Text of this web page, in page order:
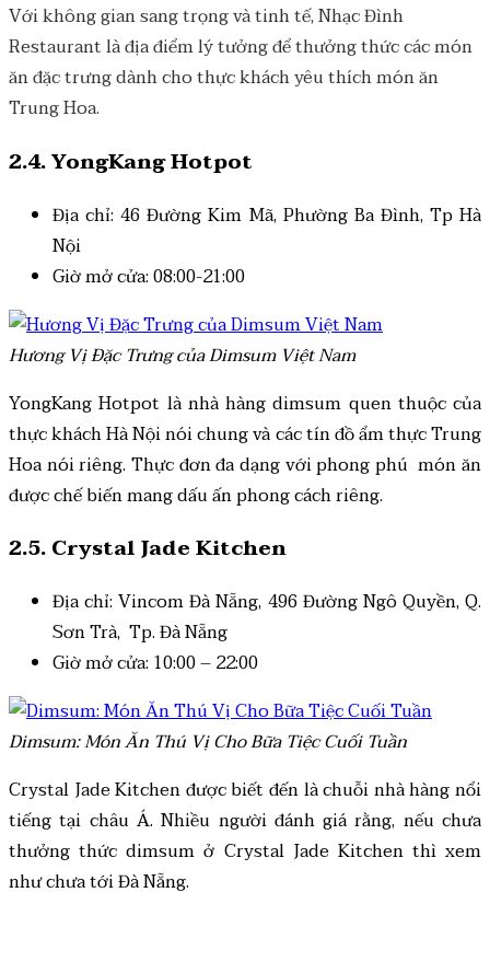
Với không gian sang trọng và tinh tế, Nhạc Đình
Restaurant là địa điểm lý tưởng để thưởng thức các món
ăn đặc trưng dành cho thực khách yêu thích món ăn
Trung Hoa.
2.4. YongKang Hotpot
Địa chỉ: 46 Đường Kim Mã, Phường Ba Đình, Tp Hà
Nội
Giờ mở cửa: 08:00-21:00
Hương Vị Đặc Trưng của Dimsum Việt Nam
YongKang Hotpot là nhà hàng dimsum quen thuộc của
thực khách Hà Nội nói chung và các tín đồ ẩm thực Trung
Hoa nói riêng. Thực đơn đa dạng với phong phú món ăn
được chế biến mang dấu ấn phong cách riêng.
2.5. Crystal Jade Kitchen
Địa chỉ: Vincom Đà Nẵng, 496 Đường Ngô Quyền, Q.
Sơn Trà, Tp. Đà Nẵng
Giờ mở cửa: 10:00 – 22:00
Dimsum: Món Ăn Thú Vị Cho Bữa Tiệc Cuối Tuần
Crystal Jade Kitchen được biết đến là chuỗi nhà hàng nổi
tiếng tại châu Á. Nhiều người đánh giá rằng, nếu chưa
thưởng thức dimsum ở Crystal Jade Kitchen thì xem
như chưa tới Đà Nẵng.